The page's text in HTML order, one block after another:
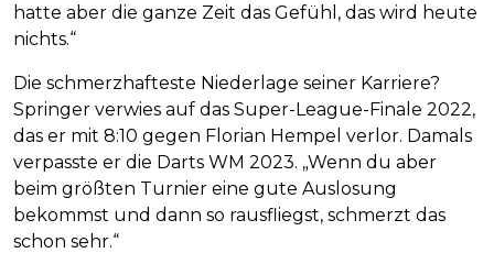
hatte aber die ganze Zeit das Gefühl, das wird heute
nichts.“
Die schmerzhafteste Niederlage seiner Karriere?
Springer verwies auf das Super-League-Finale 2022,
das er mit 8:10 gegen Florian Hempel verlor. Damals
verpasste er die Darts WM 2023. „Wenn du aber
beim größten Turnier eine gute Auslosung
bekommst und dann so rausfliegst, schmerzt das
schon sehr.“